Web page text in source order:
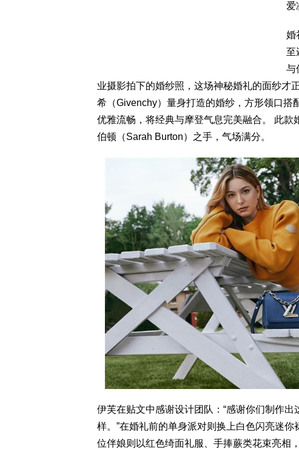
爱
婚
至
与
业摄影拍下的婚纱照，这场神秘婚礼的面纱才
希（Givenchy）量身打造的婚纱，方形领口
优雅流畅，将经典与摩登气息完美融合。 此
伯顿（Sarah Burton）之手，气场满分。
伊芙在贴文中感谢设计团队：“感谢你们制作
样。”在婚礼前的单身派对则换上白色闪亮迷
位伴娘则以红色绮面礼服、手捧蕨类花束亮相